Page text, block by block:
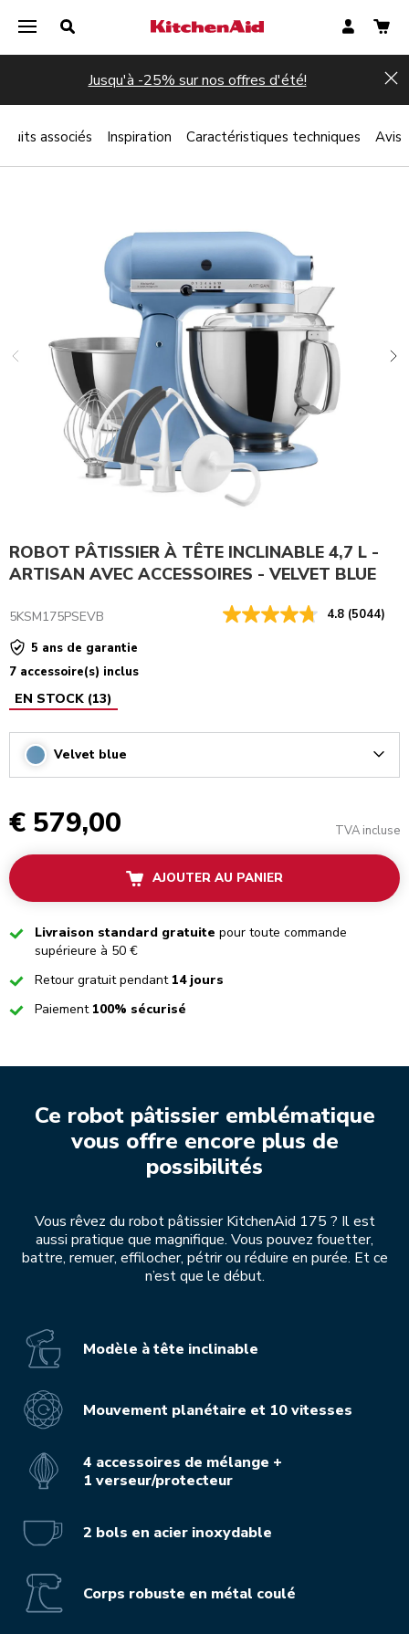
Jusqu'à -25% sur nos offres d'été!
ROBOT PÂTISSIER À TÊTE INCLINABLE 4,7 L -
ARTISAN AVEC ACCESSOIRES - VELVET BLUE
5KSM175PSEVB 4.8 (5044)
5 ans de garantie
7 accessoire(s) inclus
EN STOCK (13)
Velvet blue
€ 579,00 TVA incluse
AJOUTER AU PANIER
CheckedLivraison standard gratuite pour toute commande
supérieure à 50 €
CheckedRetour gratuit pendant 14 jours
CheckedPaiement 100% sécurisé
Ce robot pâtissier emblématique
vous offre encore plus de
possibilités
Vous rêvez du robot pâtissier KitchenAid 175 ? Il est
aussi pratique que magnifique. Vous pouvez fouetter,
battre, remuer, effilocher, pétrir ou réduire en purée. Et ce
n’est que le début.
Modèle à tête inclinable
Mouvement planétaire et 10 vitesses
4 accessoires de mélange +
1 verseur/protecteur
2 bols en acier inoxydable
Corps robuste en métal coulé
associés Inspiration Caractéristiques techniques Avis